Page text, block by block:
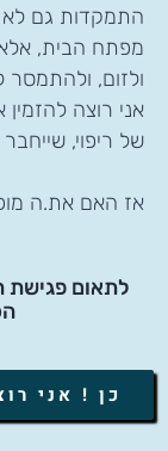
התמקדות גם לא
מפתח הבית,
ולזום, ולהתמסר
אני רוצה
של ריפוי,
אז האם את.ה
לתאום פגישת
כן ! אני